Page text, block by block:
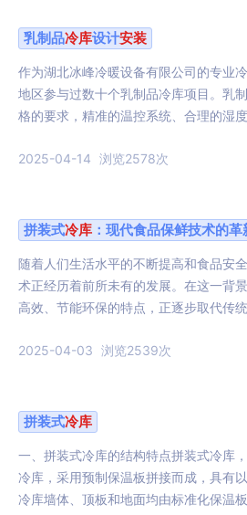
乳制品冷库设计安装
作为湖北冰峰冷暖设备有限公司的专业
地区参与过数十个乳制品冷库项目。乳
格的要求，精准的温控系统、合理的湿
2025-04-14 浏览2578次
拼装式冷库 ：现代食品保鲜技术的
随着人们生活水平的不断提高和食品安
术正经历着前所未有的发展。在这一背
高效、节能环保的特点，正逐步取代传
2025-04-03 浏览2539次
拼装式冷库
一、拼装式冷库的结构特点拼装式冷库
冷库，采用预制保温板拼接而成，具有
冷库墙体、顶板和地面均由标准化保温